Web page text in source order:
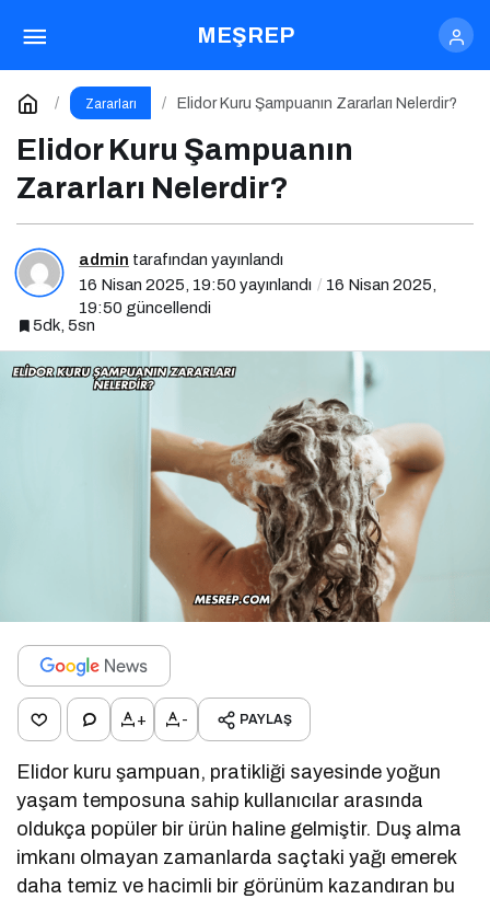
MEŞREP
Zararları Elidor Kuru Şampuanın Zararları Nelerdir?
Elidor Kuru Şampuanın
Zararları Nelerdir?
admin tarafından yayınlandı
16 Nisan 2025, 19:50 yayınlandı
16 Nisan 2025,
19:50 güncellendi
5dk, 5sn
+ - PAYLAŞ
Elidor kuru şampuan, pratikliği sayesinde yoğun
yaşam temposuna sahip kullanıcılar arasında
oldukça popüler bir ürün haline gelmiştir. Duş alma
imkanı olmayan zamanlarda saçtaki yağı emerek
daha temiz ve hacimli bir görünüm kazandıran bu
Ella Hapının Zararları Nelerdir?
Yorum Yap